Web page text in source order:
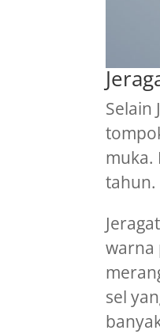
Selain
muka.
tahun.
warna
sel